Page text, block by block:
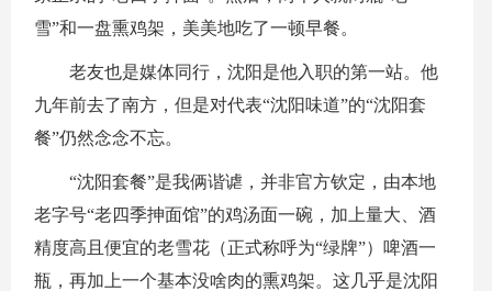
雪”和一盘熏鸡架，美美地吃了一顿早餐。
老友也是媒体同行，沈阳是他入职的第一站。他
九年前去了南方，但是对代表“沈阳味道”的“沈阳套
餐”仍然念念不忘。
“沈阳套餐”是我俩谐谑，并非官方钦定，由本地
老字号“老四季抻面馆”的鸡汤面一碗，加上量大、酒
精度高且便宜的老雪花（正式称呼为“绿牌”）啤酒一
瓶，再加上一个基本没啥肉的熏鸡架。这几乎是沈阳